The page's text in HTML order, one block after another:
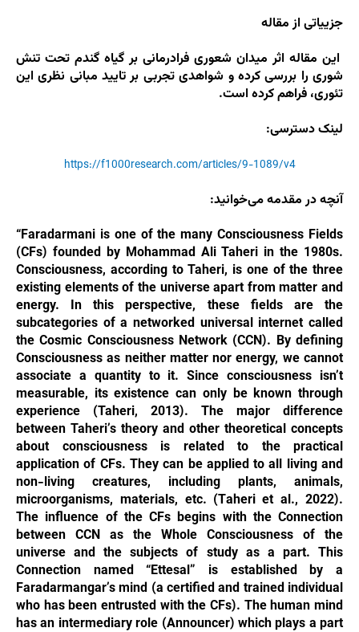
جزییاتی از مقاله
این مقاله اثر میدان شعوری فرادرمانی بر گیاه گندم تحت تنش
شوری را بررسی کرده و شواهدی تجربی بر تایید مبانی نظری این
تئوری، فراهم کرده است.
لینک دسترسی:
https://f1000research.com/articles/9-1089/v4
آنچه در مقدمه می‌خوانید:
“Faradarmani is one of the many Consciousness Fields
(CFs) founded by Mohammad Ali Taheri in the 1980s.
Consciousness, according to Taheri, is one of the three
existing elements of the universe apart from matter and
energy. In this perspective, these fields are the
subcategories of a networked universal internet called
the Cosmic Consciousness Network (CCN). By defining
Consciousness as neither matter nor energy, we cannot
associate a quantity to it. Since consciousness isn’t
measurable, its existence can only be known through
experience (Taheri, 2013). The major difference
between Taheri’s theory and other theoretical concepts
about consciousness is related to the practical
application of CFs. They can be applied to all living and
non-living creatures, including plants, animals,
microorganisms, materials, etc. (Taheri et al., 2022).
The influence of the CFs begins with the Connection
between CCN as the Whole Consciousness of the
universe and the subjects of study as a part. This
Connection named “Ettesal” is established by a
Faradarmangar’s mind (a certified and trained individual
who has been entrusted with the CFs). The human mind
has an intermediary role (Announcer) which plays a part